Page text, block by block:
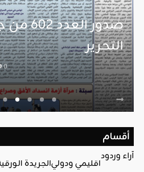
صدور
التحرير
0
أقسام
آراء وردود
اقليمي ودوليالجريدة